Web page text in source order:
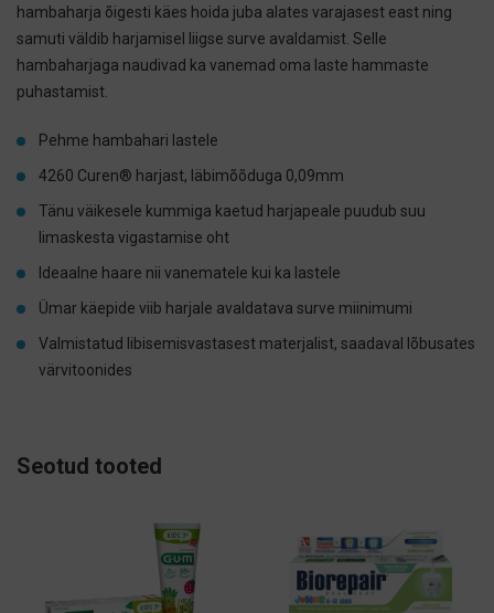
hambaharja õigesti käes hoida juba alates varajasest east ning
samuti väldib harjamisel liigse surve avaldamist. Selle
hambaharjaga naudivad ka vanemad oma laste hammaste
puhastamist.
Pehme hambahari lastele
4260 Curen® harjast, läbimõõduga 0,09mm
Tänu väikesele kummiga kaetud harjapeale puudub suu
limaskesta vigastamise oht
Ideaalne haare nii vanematele kui ka lastele
Ümar käepide viib harjale avaldatava surve miinimumi
Valmistatud libisemisvastasest materjalist, saadaval lõbusates
värvitoonides
Seotud tooted